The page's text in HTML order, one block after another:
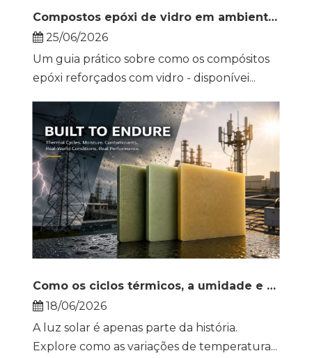
Compostos epóxi de vidro em ambientes agressivos de petróleo e gás
25/06/2026
Um guia prático sobre como os compósitos
epóxi reforçados com vidro - disponívei...
Como os ciclos térmicos, a umidade e os contaminantes redefinem a vida útil dos laminados G10, FR4 e G11
18/06/2026
A luz solar é apenas parte da história.
Explore como as variações de temperatura...